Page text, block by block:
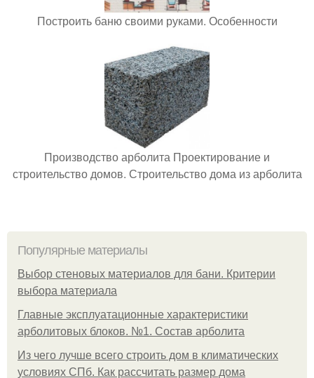
Построить баню своими руками. Особенности
Производство арболита Проектирование и
строительство домов. Строительство дома из арболита
Популярные материалы
Выбор стеновых материалов для бани. Критерии
выбора материала
Главные эксплуатационные характеристики
арболитовых блоков. №1. Состав арболита
Из чего лучше всего строить дом в климатических
условиях СПб. Как рассчитать размер дома